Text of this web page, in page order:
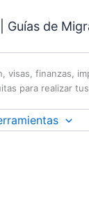
de
visas, finanzas,
para realizar